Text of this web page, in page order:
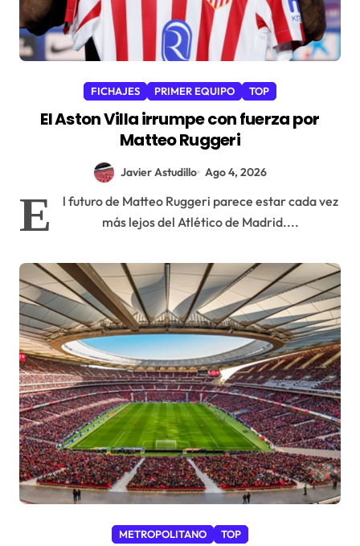
FICHAJES PRIMER EQUIPO TOP
El Aston Villa irrumpe con fuerza por
Matteo Ruggeri
Javier Astudillo Ago 4, 2026
E
l futuro de Matteo Ruggeri parece estar cada vez
más lejos del Atlético de Madrid....
METROPOLITANO TOP